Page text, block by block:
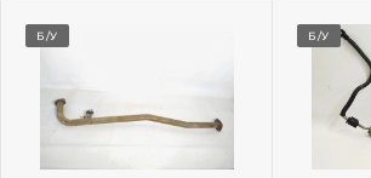
Б/У Б/У